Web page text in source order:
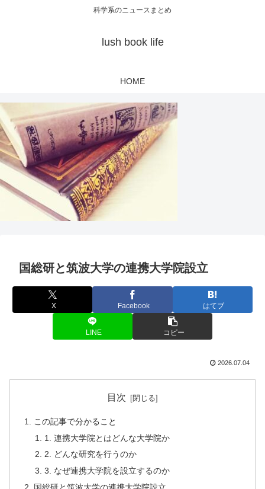
科学系のニュースまとめ
lush book life
HOME
国総研と筑波大学の連携大学院設立
X Facebook はてブ
LINE コピー
2026.07.04
目次
この記事で分かること
1. 連携大学院とはどんな大学院か
2. どんな研究を行うのか
3. なぜ連携大学院を設立するのか